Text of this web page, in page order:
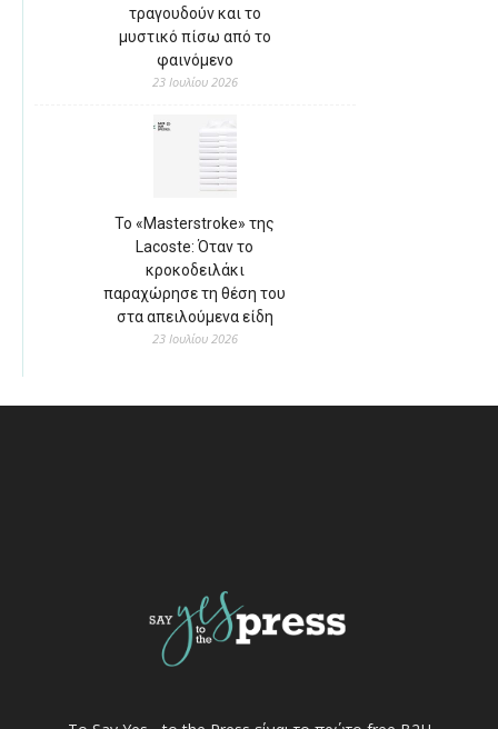
τραγουδούν και το
μυστικό πίσω από το
φαινόμενο
23 Ιουλίου 2026
Το «Masterstroke» της
Lacoste: Όταν το
κροκοδειλάκι
παραχώρησε τη θέση του
στα απειλούμενα είδη
23 Ιουλίου 2026